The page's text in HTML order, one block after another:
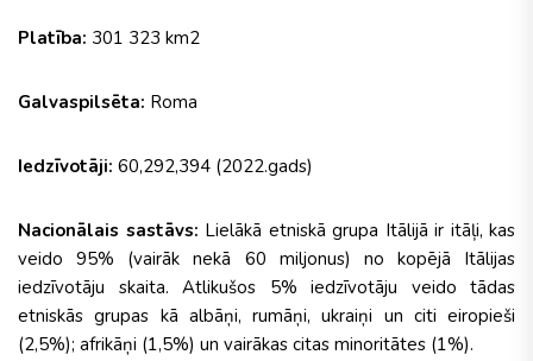
Platība: 301 323 km2
Galvaspilsēta: Roma
Iedzīvotāji: 60,292,394 (2022.gads)
Nacionālais sastāvs: Lielākā etniskā grupa Itālijā ir itāļi, kas
veido 95% (vairāk nekā 60 miljonus) no kopējā Itālijas
iedzīvotāju skaita. Atlikušos 5% iedzīvotāju veido tādas
etniskās grupas kā albāņi, rumāņi, ukraiņi un citi eiropieši
(2,5%); afrikāņi (1,5%) un vairākas citas minoritātes (1%).